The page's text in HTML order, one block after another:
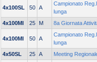
4x100SL 50 A
Campionato
lunga
4x100MI
25 M 8a Giornata
4x100MI 50 A
Campionato
lunga
4x50SL
25 A
Meeting